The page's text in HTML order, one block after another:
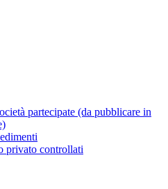
partecipate (da pubblicare in
privato controllati